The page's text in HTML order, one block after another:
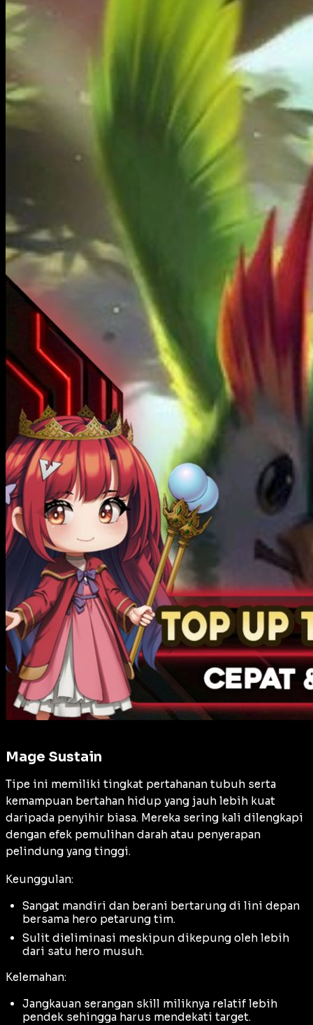
Mage Sustain
Tipe ini memiliki tingkat pertahanan tubuh serta
kemampuan bertahan hidup yang jauh lebih kuat
daripada penyihir biasa. Mereka sering kali dilengkapi
dengan efek pemulihan darah atau penyerapan
pelindung yang tinggi.
Keunggulan:
Sangat mandiri dan berani bertarung di lini depan
bersama hero petarung tim.
Sulit dieliminasi meskipun dikepung oleh lebih
dari satu hero musuh.
Kelemahan:
Jangkauan serangan skill miliknya relatif lebih
pendek sehingga harus mendekati target.